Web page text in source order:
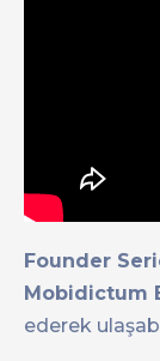
Founder
Mobidictum
ederek